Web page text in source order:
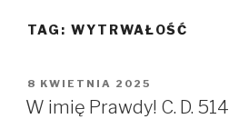
TAG: WYTRWAŁOŚĆ
OPUBLIKOWANE
W
8 KWIETNIA 2025
W imię Prawdy! C. D. 514